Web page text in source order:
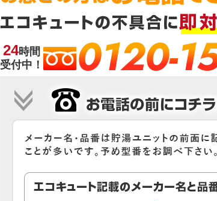
24時間
受付中！
0120-